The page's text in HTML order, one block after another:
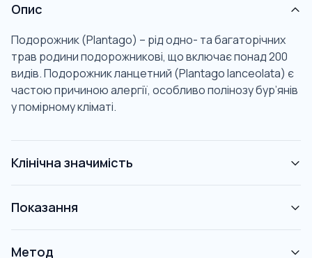
Опис
Подорожник (Plantago) – рід одно- та багаторічних
трав родини подорожникові, що включає понад 200
видів. Подорожник ланцетний (Plantago lanceolata) є
частою причиною алергії, особливо полінозу бур’янів
у помірному кліматі.
Клінічна значимість
Показання
Метод